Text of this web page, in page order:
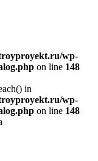
wp-
on line 148
in
wp-
on line 148